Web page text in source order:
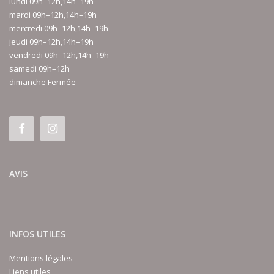
mardi 09h–12h,14h–19h
mercredi 09h–12h,14h–19h
jeudi 09h–12h,14h–19h
vendredi 09h–12h,14h–19h
samedi 09h–12h
dimanche Fermée
AVIS
INFOS UTILES
Mentions légales
Liens utiles